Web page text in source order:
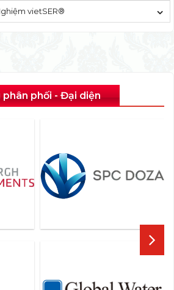
vietSER®
phân phối - Đại diện